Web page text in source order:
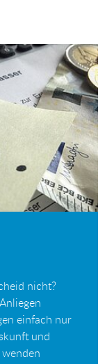
nicht?
einfach nur
und